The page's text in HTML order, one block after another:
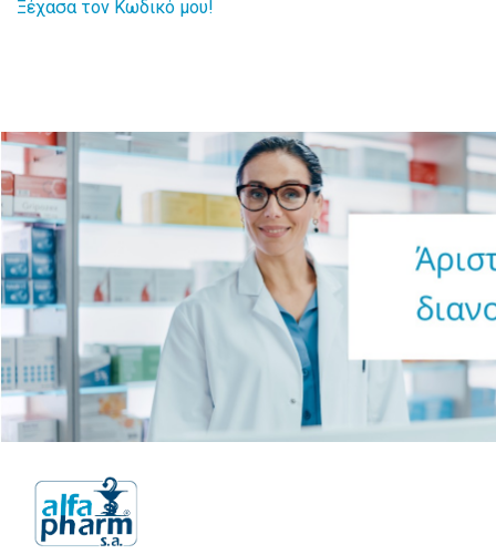
Ξέχασα τον Κωδικό μου!